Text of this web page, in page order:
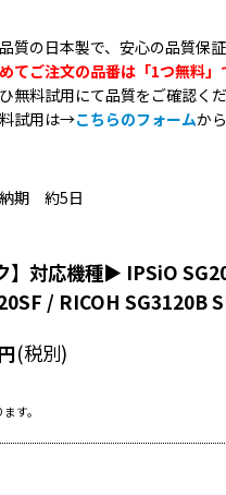
質の日本製で、安心の品質保証
てご注文の品番は「1つ無料」
無料試用にて品質をご確認くだ
試用は→こちらのフォームか
期 約5日
】対応機種▶ IPSiO
/ RICOH SG3120B
円(税別)
す。